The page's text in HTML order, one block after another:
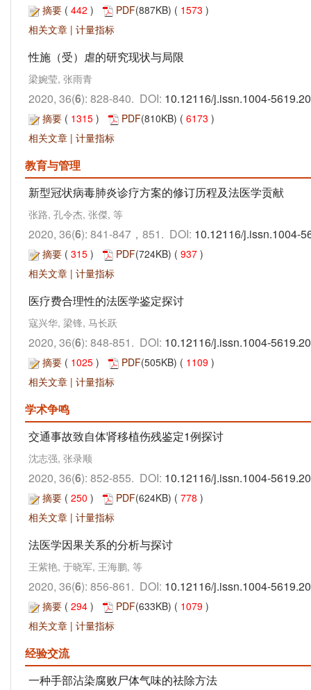
摘要 ( 442 ) PDF(887KB) ( 1573 )
相关文章 | 计量指标
性施（受）虐的研究现状与局限
梁婉莹, 张雨青
2020, 36(6): 828-840. DOI: 10.12116/j.issn.1004-
摘要 ( 1315 ) PDF(810KB) ( 6173 )
相关文章 | 计量指标
教育与管理
新型冠状病毒肺炎诊疗方案的修订历程及法医学贡献
张路, 孔令杰, 张傑, 等
2020, 36(6): 841-847，851. DOI: 10.12116/j.issn.1004-
摘要 ( 315 ) PDF(724KB) ( 937 )
相关文章 | 计量指标
医疗费合理性的法医学鉴定探讨
寇兴华, 梁锋, 马长跃
2020, 36(6): 848-851. DOI: 10.12116/j.issn.1004-
摘要 ( 1025 ) PDF(505KB) ( 1109 )
相关文章 | 计量指标
学术争鸣
交通事故致自体肾移植伤残鉴定1例探讨
沈志强, 张录顺
2020, 36(6): 852-855. DOI: 10.12116/j.issn.1004-
摘要 ( 250 ) PDF(624KB) ( 778 )
相关文章 | 计量指标
法医学因果关系的分析与探讨
王紫艳, 于晓军, 王海鹏, 等
2020, 36(6): 856-861. DOI: 10.12116/j.issn.1004-
摘要 ( 294 ) PDF(633KB) ( 1079 )
相关文章 | 计量指标
经验交流
一种手部沾染腐败尸体气味的祛除方法